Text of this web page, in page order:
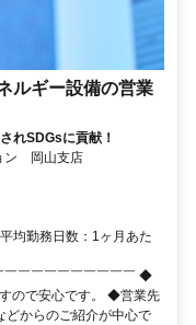
ルギー設備の営業
れSDGsに貢献！
ン 岡山支店
均勤務日数：1ヶ月あた
￣￣￣￣￣￣￣￣￣ ◆
ので安心です。 ◆営業先
どからのご紹介が中心で